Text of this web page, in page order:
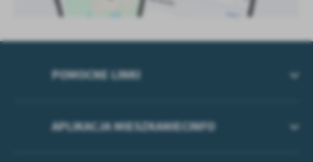
POMOCNE LINKI
APLIKACJA MIESZKANIECINFO